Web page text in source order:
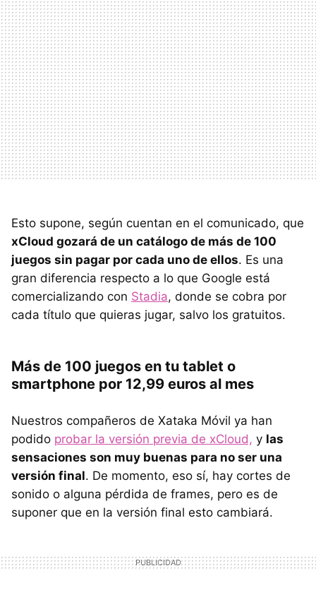
Esto supone, según cuentan en el comunicado, que
xCloud gozará de un catálogo de más de 100
juegos sin pagar por cada uno de ellos. Es una
gran diferencia respecto a lo que Google está
comercializando con Stadia, donde se cobra por
cada título que quieras jugar, salvo los gratuitos.
Más de 100 juegos en tu tablet o
smartphone por 12,99 euros al mes
Nuestros compañeros de Xataka Móvil ya han
podido probar la versión previa de xCloud, y las
sensaciones son muy buenas para no ser una
versión final. De momento, eso sí, hay cortes de
sonido o alguna pérdida de frames, pero es de
suponer que en la versión final esto cambiará.